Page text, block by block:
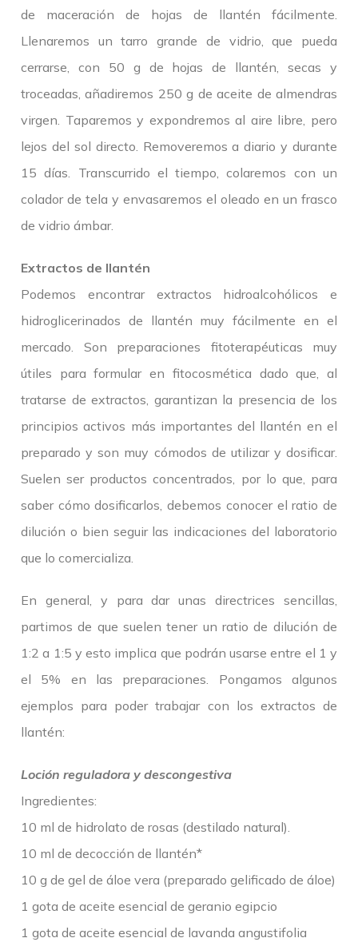
de maceración de hojas de llantén fácilmente.
Llenaremos un tarro grande de vidrio, que pueda
cerrarse, con 50 g de hojas de llantén, secas y
troceadas, añadiremos 250 g de aceite de almendras
virgen. Taparemos y expondremos al aire libre, pero
lejos del sol directo. Removeremos a diario y durante
15 días. Transcurrido el tiempo, colaremos con un
colador de tela y envasaremos el oleado en un frasco
de vidrio ámbar.
Extractos de llantén
Podemos encontrar extractos hidroalcohólicos e
hidroglicerinados de llantén muy fácilmente en el
mercado. Son preparaciones fitoterapéuticas muy
útiles para formular en fitocosmética dado que, al
tratarse de extractos, garantizan la presencia de los
principios activos más importantes del llantén en el
preparado y son muy cómodos de utilizar y dosificar.
Suelen ser productos concentrados, por lo que, para
saber cómo dosificarlos, debemos conocer el ratio de
dilución o bien seguir las indicaciones del laboratorio
que lo comercializa.
En general, y para dar unas directrices sencillas,
partimos de que suelen tener un ratio de dilución de
1:2 a 1:5 y esto implica que podrán usarse entre el 1 y
el 5% en las preparaciones. Pongamos algunos
ejemplos para poder trabajar con los extractos de
llantén:
Loción reguladora y descongestiva
Ingredientes:
10 ml de hidrolato de rosas (destilado natural).
10 ml de decocción de llantén*
10 g de gel de áloe vera (preparado gelificado de áloe)
1 gota de aceite esencial de geranio egipcio
1 gota de aceite esencial de lavanda angustifolia